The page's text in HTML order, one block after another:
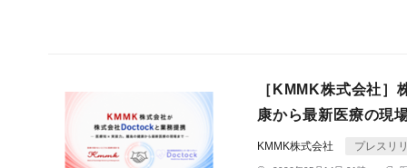
［KMMK株式会社
康から最新医療の現
KMMK株式会社 プレスリ